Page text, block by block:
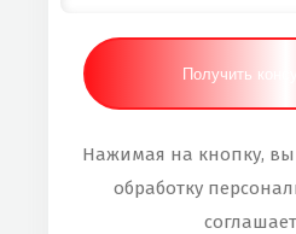
Нажимая на кнопку, вы
обработку